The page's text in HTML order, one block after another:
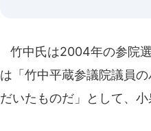
竹中氏は2004年の参院
は「竹中平蔵参議院議員
だいたものだ」として、